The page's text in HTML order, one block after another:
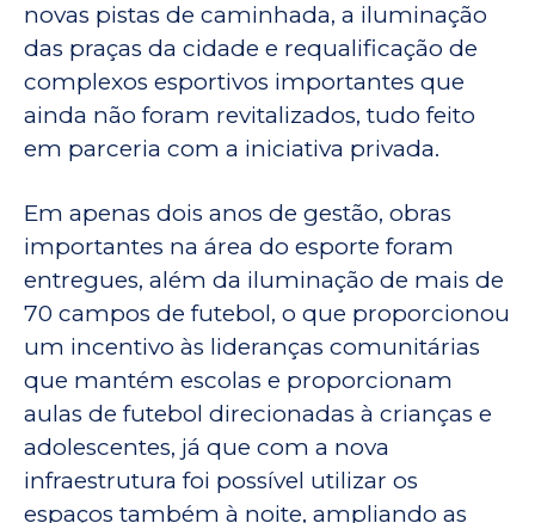
novas pistas de caminhada, a iluminação
das praças da cidade e requalificação de
complexos esportivos importantes que
ainda não foram revitalizados, tudo feito
em parceria com a iniciativa privada.
Em apenas dois anos de gestão, obras
importantes na área do esporte foram
entregues, além da iluminação de mais de
70 campos de futebol, o que proporcionou
um incentivo às lideranças comunitárias
que mantém escolas e proporcionam
aulas de futebol direcionadas à crianças e
adolescentes, já que com a nova
infraestrutura foi possível utilizar os
espaços também à noite, ampliando as